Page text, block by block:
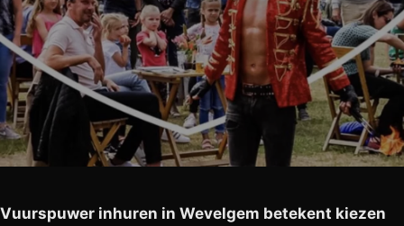
Vuurspuwer inhuren in Wevelgem betekent kiezen